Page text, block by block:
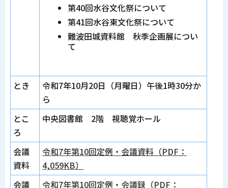
第40回水谷文化祭について
第41回水谷東文化祭について
難波田城資料館 秋季企画展につい
て
とき
令和7年10月20日（月曜日）午後1時30分か
ら
とこ
ろ
中央図書館 2階 視聴覚ホール
会議
資料
令和7年第10回定例・会議資料（PDF：
4,059KB）
会議
令和7年第10回定例・会議録（PDF：